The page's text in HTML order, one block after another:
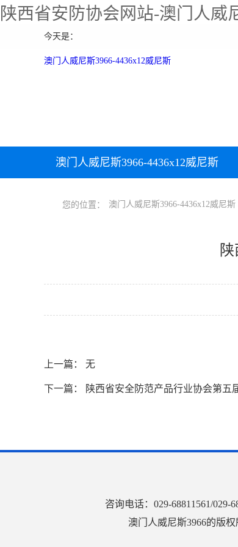
陕西省安防协会网站-澳门人威
今天是：
澳门人威尼斯3966-4436x12威尼斯
澳门人威尼斯3966-4436x12威尼斯
您的位置： 澳门人威尼斯3966-4436x12威尼斯
上一篇： 无
下一篇： 陕西省安全防范产品行业协会第五
咨询电话：029-68811561/
澳门人威尼斯3966的版